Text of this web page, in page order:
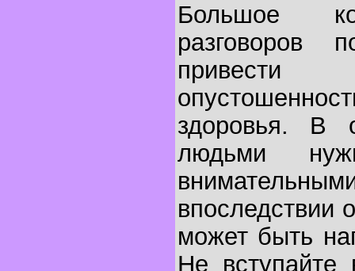
Большое
разговоров
здоровья. В
людьми
впоследствии
может быть
Не вступайте